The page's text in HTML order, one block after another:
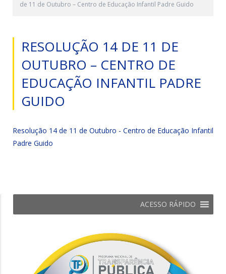
de 11 de Outubro – Centro de Educação Infantil Padre Guido
RESOLUÇÃO 14 DE 11 DE
OUTUBRO – CENTRO DE
EDUCAÇÃO INFANTIL PADRE
GUIDO
Resolução 14 de 11 de Outubro - Centro de Educação Infantil
Padre Guido
ACESSO RÁPIDO